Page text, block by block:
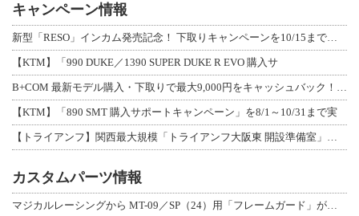
キャンペーン情報
【KTM】「990 DUKE／1390 SUPER DUKE R EVO 購入サ
【KTM】「890 SMT 購入サポートキャンペーン」を8/1～10/31まで実
カスタムパーツ情報